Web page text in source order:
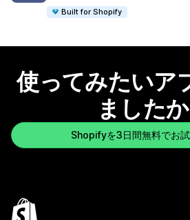
Built for Shopify
使ってみたいア
ました
Shopifyを3日間無料でお